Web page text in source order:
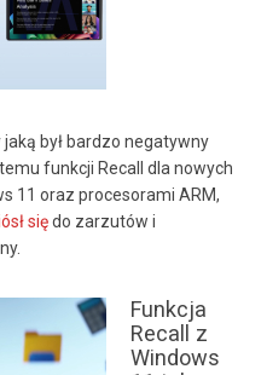
był bardzo negatywny
funkcji Recall dla nowych
11 oraz procesorami ARM,
siędo zarzutów i
Funkcja
Recall z
Windows